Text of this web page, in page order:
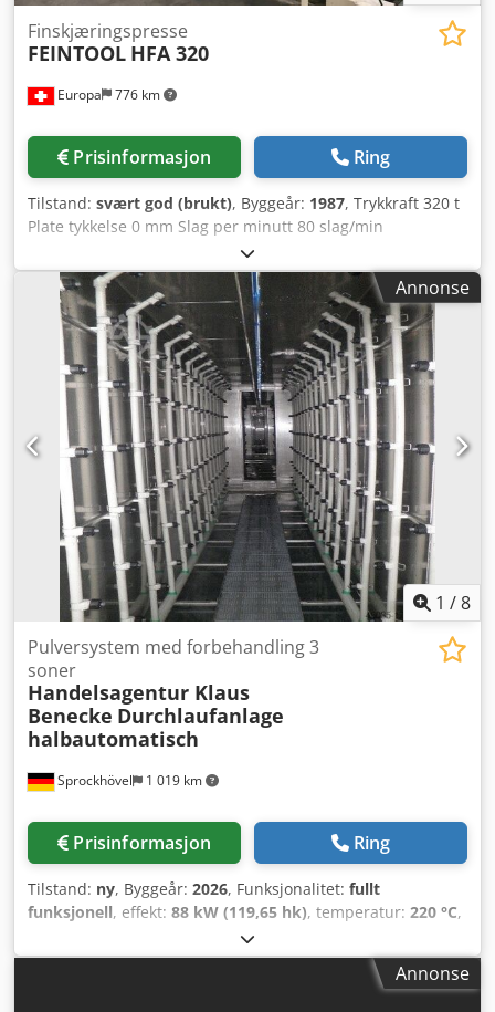
Europa 776 km
Finskjæringspresse
FEINTOOL HFA 320
Prisinformasjon Ring
Tilstand: svært god (brukt), Byggeår: 1987, Trykkraft 320 t
Plate tykkelse 0 mm Slag per minutt 80 slag/min
Cjdpfxovwgl Nj Agxsrf Total trykkraft 320 t Slaglengde 30 -
80 mm Bordmål nedre: 630 x 740 mm Bordmål øvre: 630 x
630 mm Totalt effektbehov 60 kW Denne finstanspressen,
FEINTOOL HFA 320, ble komplett overhalt i 2019 og er i en
nesten ny tilstand med ny CE-merking. HOVEDSTEMPEL
Total kraft (nominell): 320 t Min. slaglengde: 30 mm
Slaglengde: 80 mm V-RING Nominell kraft: 160 t
Slaglengde: 30 mm MOTSTEMPEL Nominell kraft: 80 t
Slaglengde: 30 mm VERKTØYDIMENSJONER Nedre bord –
bredde: 630 mm Nedre bord – dybde: 740 mm Øvre bord –
bredde: 630 mm Øvre bord – dybde: 630 mm Maksimum
dagåpning: 320 mm ELEKTRISKE SPESIFIKASJONER Total
effektforbruk: 60 kW
Annonse
1 /8
Sprockhövel 1 019 km
Pulversystem med forbehandling 3
soner
Handelsagentur Klaus
Benecke Durchlaufanlage
halbautomatisch
Prisinformasjon Ring
Tilstand: ny, Byggeår: 2026, Funksjonalitet: fullt
funksjonell, effekt: 88 kW (119,65 hk), temperatur: 220 °C,
30 kW (40,79 hk)
(maks.):1 500 mm, arbeidsstykkets lengde (maks.):500
, isolasjonstykkelse:150
Annonse